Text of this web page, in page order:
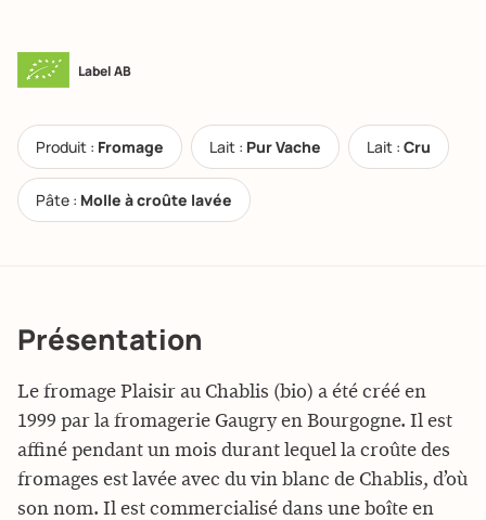
Label AB
Produit : Fromage Lait : Pur Vache Lait : Cru
Pâte : Molle à croûte lavée
Présentation
Le fromage Plaisir au Chablis (bio) a été créé en
1999 par la fromagerie Gaugry en Bourgogne. Il est
affiné pendant un mois durant lequel la croûte des
fromages est lavée avec du vin blanc de Chablis, d’où
son nom. Il est commercialisé dans une boîte en